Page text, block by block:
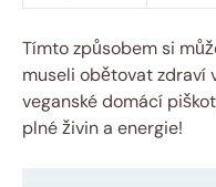
Tímto způsobem si
museli obětovat zdraví
veganské domácí
plné živin a energie!